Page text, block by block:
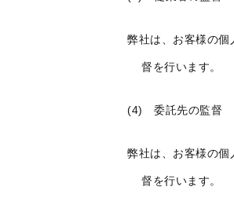
弊社は、お客様の個
督を行います。
(4) 委託先の監督
弊社は、お客様の個
督を行います。